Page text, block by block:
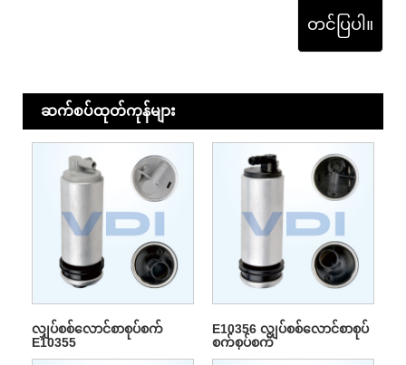
တင်ပြပါ။
ဆက်စပ်ထုတ်ကုန်များ
လျှပ်စစ်လောင်စာစုပ်စက်
E10355
E10356 လျှပ်စစ်လောင်စာစုပ်
စက်စုပ်စက်